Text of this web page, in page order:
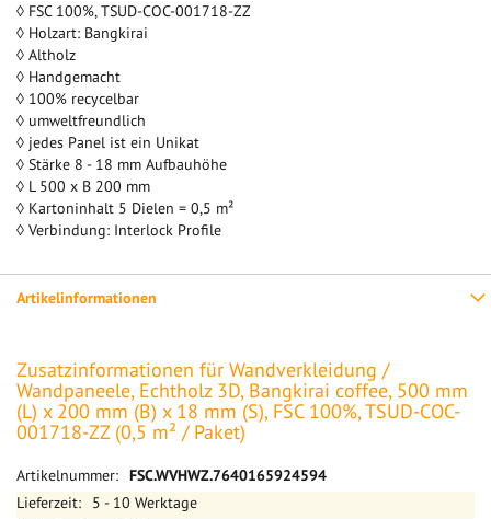
◊ FSC 100%, TSUD-COC-001718-ZZ
◊ Holzart: Bangkirai
◊ Altholz
◊ Handgemacht
◊ 100% recycelbar
◊ umweltfreundlich
◊ jedes Panel ist ein Unikat
◊ Stärke 8 - 18 mm Aufbauhöhe
◊ L 500 x B 200 mm
◊ Kartoninhalt 5 Dielen = 0,5 m²
◊ Verbindung: Interlock Profile
Artikelinformationen
Zusatzinformationen für Wandverkleidung /
Wandpaneele, Echtholz 3D, Bangkirai coffee, 500 mm
(L) x 200 mm (B) x 18 mm (S), FSC 100%, TSUD-COC-
001718-ZZ (0,5 m² / Paket)
Mehr
Informationen
FSC.WVHWZ.7640165924594
5 - 10 Werktage